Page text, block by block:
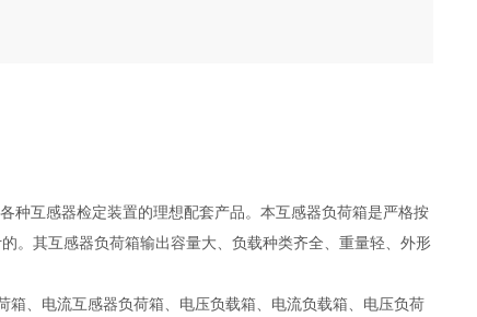
种互感器检定装置的理想配套产品。本互感器负荷箱是严格按
。其互感器负荷箱输出容量大、负载种类齐全、重量轻、外形
、电流互感器负荷箱、电压负载箱、电流负载箱、电压负荷